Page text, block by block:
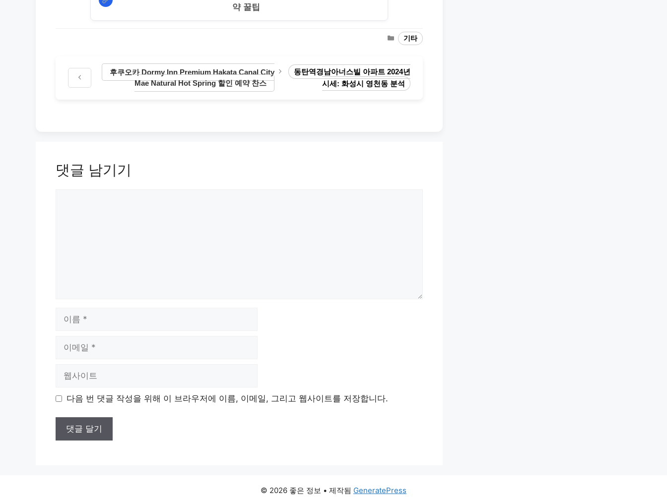
약 꿀팁
카
테
리
기타
후쿠오카 Dormy Inn Premium Hakata Canal City
Mae Natural Hot Spring 할인 예약 찬스
동탄역경남아너스빌 아파트 2024년
시세: 화성시 영천동 분석
댓글 남기기
이 다음 번 댓글 작성을 위해 이 브라우저에 이름, 이메일, 그리고 웹사이트를 저장합니다.
© 2026 좋은 정보 • 제작됨 GeneratePress